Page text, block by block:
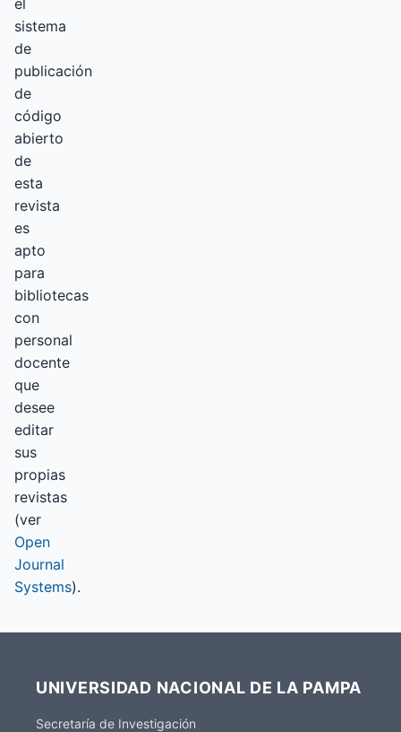
el
sistema
de
publicación
de
código
abierto
de
esta
revista
es
apto
para
bibliotecas
con
personal
docente
que
desee
editar
sus
propias
revistas
(ver
Open
Journal
Systems).
UNIVERSIDAD NACIONAL DE LA PAMPA
Secretaría de Investigación